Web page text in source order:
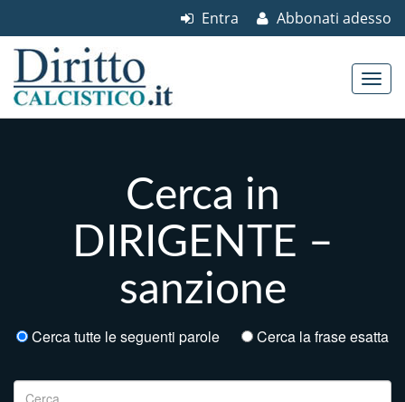
Abbonati adesso
Entra
Cerca in
DIRIGENTE –
sanzione
Cerca tutte le seguenti parole Cerca la frase esatta
Ricerca per: